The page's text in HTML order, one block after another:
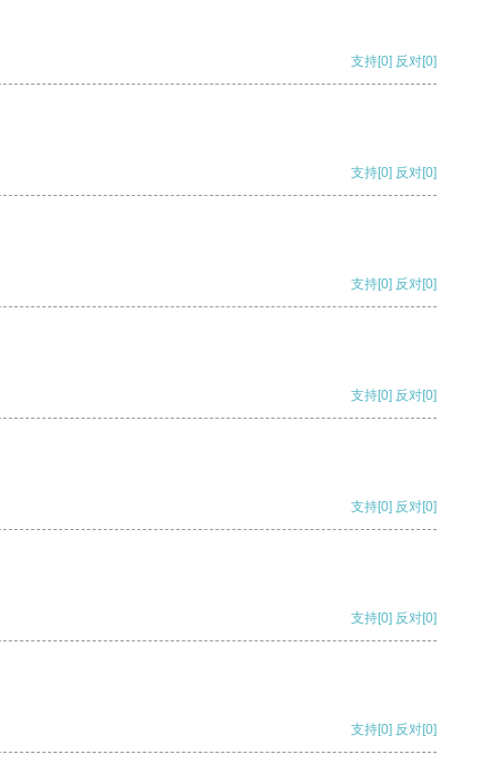
支持[0] 反对[0]
支持[0] 反对[0]
支持[0] 反对[0]
支持[0] 反对[0]
支持[0] 反对[0]
支持[0] 反对[0]
支持[0] 反对[0]